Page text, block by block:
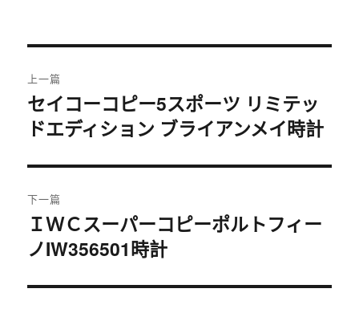
章
导
航
上一篇
上
篇
章：
セイコーコピー5スポーツ リミテッ
ドエディション ブライアンメイ時計
下一篇
下
篇
章：
ＩＷＣスーパーコピーポルトフィー
ノIW356501時計